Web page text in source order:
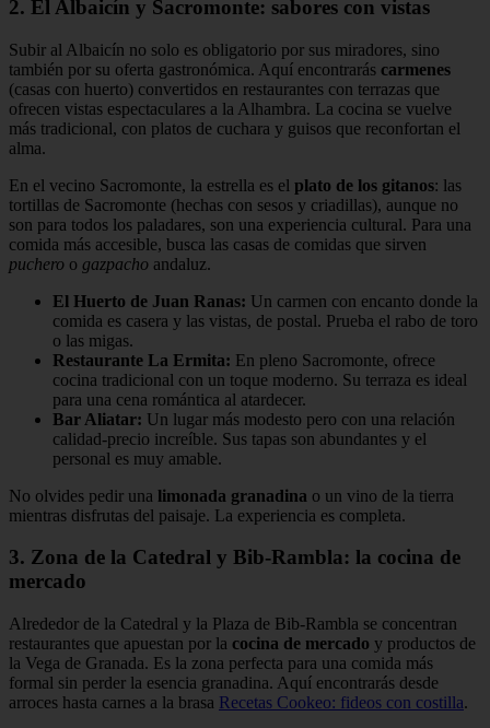
2. El Albaicín y Sacromonte: sabores con vistas
Subir al Albaicín no solo es obligatorio por sus miradores, sino
también por su oferta gastronómica. Aquí encontrarás carmenes
(casas con huerto) convertidos en restaurantes con terrazas que
ofrecen vistas espectaculares a la Alhambra. La cocina se vuelve
más tradicional, con platos de cuchara y guisos que reconfortan el
alma.
En el vecino Sacromonte, la estrella es el plato de los gitanos: las
tortillas de Sacromonte (hechas con sesos y criadillas), aunque no
son para todos los paladares, son una experiencia cultural. Para una
comida más accesible, busca las casas de comidas que sirven
puchero o gazpacho andaluz.
El Huerto de Juan Ranas: Un carmen con encanto donde la
comida es casera y las vistas, de postal. Prueba el rabo de toro
o las migas.
Restaurante La Ermita: En pleno Sacromonte, ofrece
cocina tradicional con un toque moderno. Su terraza es ideal
para una cena romántica al atardecer.
Bar Aliatar: Un lugar más modesto pero con una relación
calidad-precio increíble. Sus tapas son abundantes y el
personal es muy amable.
No olvides pedir una limonada granadina o un vino de la tierra
mientras disfrutas del paisaje. La experiencia es completa.
3. Zona de la Catedral y Bib-Rambla: la cocina de
mercado
Alrededor de la Catedral y la Plaza de Bib-Rambla se concentran
restaurantes que apuestan por la cocina de mercado y productos de
la Vega de Granada. Es la zona perfecta para una comida más
formal sin perder la esencia granadina. Aquí encontrarás desde
arroces hasta carnes a la brasa Recetas Cookeo: fideos con costilla.